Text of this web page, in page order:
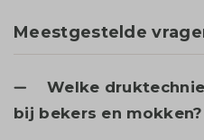
Meestgestelde
Welke
bij bekers en mokken?